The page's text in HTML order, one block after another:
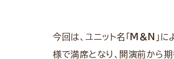
今回は、ユニット名「 M＆N 」に
様で満席となり、開演前から